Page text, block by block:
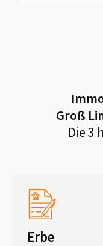
Groß
Die 3
Erbe